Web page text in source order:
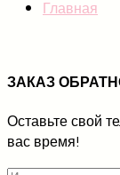
Главная
ЗАКАЗ
Оставьте свой
вас время!